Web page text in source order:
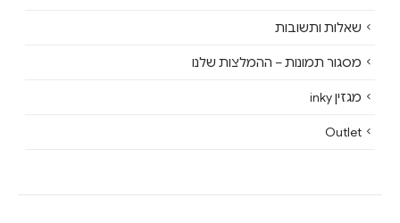
שאלות ותשובות
מסגור תמונות – ההמלצות שלנו
מגזין inky
Outlet